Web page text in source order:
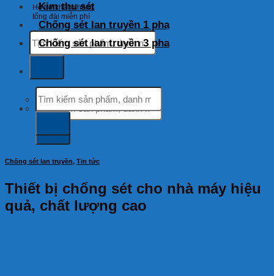
Hỗ trợ khách hàng
tổng đài miễn phí
Tìm
kiếm:
Tìm
kiếm:
Kim thu sét
Chống sét lan truyền 1 pha
Chống sét lan truyền 3 pha
Tìm
kiếm:
Chống sét lan truyền, Tin tức
Thiết bị chống sét cho nhà máy hiệu
quả, chất lượng cao